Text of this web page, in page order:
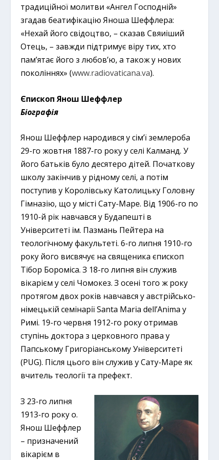
традиційної молитви «Ангел Господній»
згадав беатифікацію Яноша Шеффлера:
«Нехай його свідоцтво, – сказав Свяиіший
Отець, – завжди підтримує віру тих, хто
пам’ятає його з любов’ю, а також у нових
поколіннях» (www.radiovaticana.va).
Єпископ Янош Шеффлер
Біографія
Янош Шеффлер народився у сім’ї землероба
29-го жовтня 1887-го року у селі Калманд. У
його батьків було десятеро дітей. Початкову
школу закінчив у рідному селі, а потім
поступив у Королівську Католицьку Головну
Гімназію, що у місті Сату-Маре. Від 1906-го по
1910-й рік навчався у Будапешті в
Університеті ім. Пазмань Пейтера на
теологічному факультеті. 6-го липня 1910-го
року його висвячує на священика єпископ
Тібор Бороміса. З 18-го липня він служив
вікарієм у селі Чомокез. З осені того ж року
протягом двох років навчався у австрійсько-
німецькій семінарії Santa Maria dell’Anima у
Римі. 19-го червня 1912-го року отримав
ступінь доктора з церковного права у
Папському Григоріанському Університеті
(РUG). Після цього він служив у Сату-Маре як
вчитель теології та префект.
З 23-го липня
1913-го року о.
Янош Шеффлер
– призначений
вікарієм в